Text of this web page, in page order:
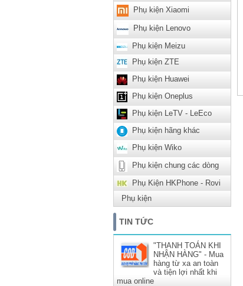
Phụ kiện Xiaomi
Phụ kiện Lenovo
Phụ kiện Meizu
Phụ kiện ZTE
Phụ kiện Huawei
Phụ kiện Oneplus
Phụ kiện LeTV - LeEco
Phụ kiện hãng khác
Phụ kiện Wiko
Phụ kiện chung các dòng
Phụ Kiện HKPhone - Rovi
Phụ kiện
TIN TỨC
"THANH TOÁN KHI
NHẬN HÀNG" - Mua
hàng từ xa an toàn
và tiện lợi nhất khi
mua online